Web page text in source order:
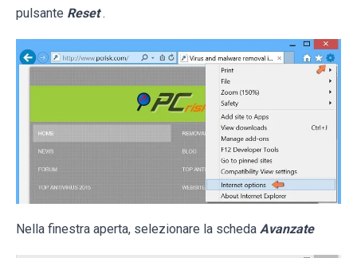
pulsante Reset .
Nella finestra aperta, selezionare la scheda Avanzate